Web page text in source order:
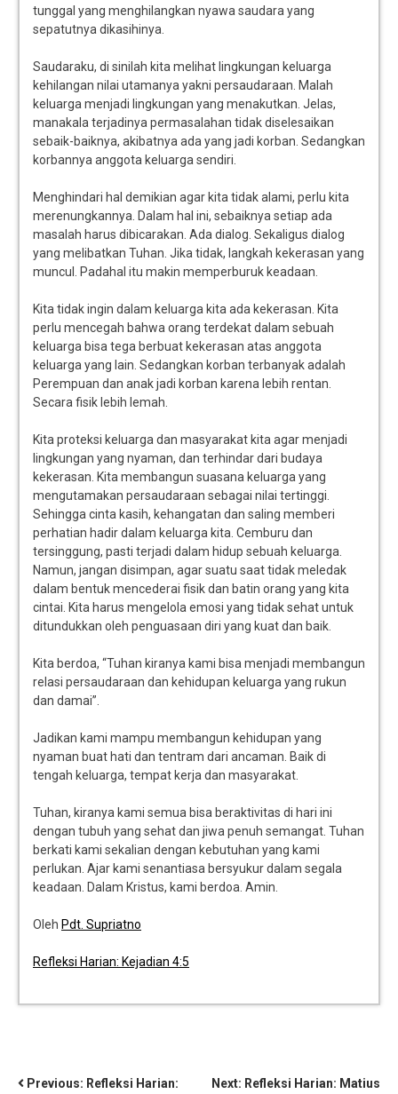
tunggal yang menghilangkan nyawa saudara yang
sepatutnya dikasihinya.
Saudaraku, di sinilah kita melihat lingkungan keluarga
kehilangan nilai utamanya yakni persaudaraan. Malah
keluarga menjadi lingkungan yang menakutkan. Jelas,
manakala terjadinya permasalahan tidak diselesaikan
sebaik-baiknya, akibatnya ada yang jadi korban. Sedangkan
korbannya anggota keluarga sendiri.
Menghindari hal demikian agar kita tidak alami, perlu kita
merenungkannya. Dalam hal ini, sebaiknya setiap ada
masalah harus dibicarakan. Ada dialog. Sekaligus dialog
yang melibatkan Tuhan. Jika tidak, langkah kekerasan yang
muncul. Padahal itu makin memperburuk keadaan.
Kita tidak ingin dalam keluarga kita ada kekerasan. Kita
perlu mencegah bahwa orang terdekat dalam sebuah
keluarga bisa tega berbuat kekerasan atas anggota
keluarga yang lain. Sedangkan korban terbanyak adalah
Perempuan dan anak jadi korban karena lebih rentan.
Secara fisik lebih lemah.
Kita proteksi keluarga dan masyarakat kita agar menjadi
lingkungan yang nyaman, dan terhindar dari budaya
kekerasan. Kita membangun suasana keluarga yang
mengutamakan persaudaraan sebagai nilai tertinggi.
Sehingga cinta kasih, kehangatan dan saling memberi
perhatian hadir dalam keluarga kita. Cemburu dan
tersinggung, pasti terjadi dalam hidup sebuah keluarga.
Namun, jangan disimpan, agar suatu saat tidak meledak
dalam bentuk mencederai fisik dan batin orang yang kita
cintai. Kita harus mengelola emosi yang tidak sehat untuk
ditundukkan oleh penguasaan diri yang kuat dan baik.
Kita berdoa, “Tuhan kiranya kami bisa menjadi membangun
relasi persaudaraan dan kehidupan keluarga yang rukun
dan damai”.
Jadikan kami mampu membangun kehidupan yang
nyaman buat hati dan tentram dari ancaman. Baik di
tengah keluarga, tempat kerja dan masyarakat.
Tuhan, kiranya kami semua bisa beraktivitas di hari ini
dengan tubuh yang sehat dan jiwa penuh semangat. Tuhan
berkati kami sekalian dengan kebutuhan yang kami
perlukan. Ajar kami senantiasa bersyukur dalam segala
keadaan. Dalam Kristus, kami berdoa. Amin.
Oleh Pdt. Supriatno
Refleksi Harian: Kejadian 4:5
Previous: Refleksi Harian: Next: Refleksi Harian: Matius